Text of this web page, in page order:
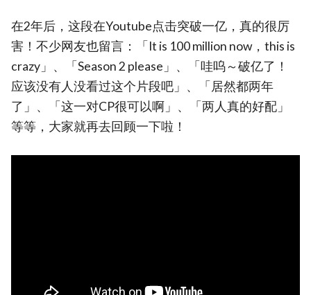
在2年后，这段在Youtube点击突破一亿，真的很厉
害！不少网友也留言：「It is 100 million now，this is
crazy」、「Season 2 please」、「哇呜～破亿了！
应该没有人没看过这个片段吧」、「居然都两年
了」、「这一对CP很可以啊」、「两人真的好配」
等等，大家就再去回顾一下啦！